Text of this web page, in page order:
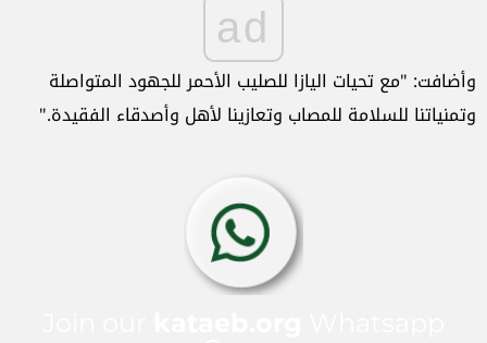
ad
وأضافت: "مع تحيات اليازا للصليب الأحمر للجهود المتواصلة
وتمنياتنا للسلامة للمصاب وتعازينا لأهل وأصدقاء الفقيدة."